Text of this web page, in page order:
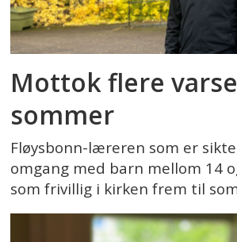
Mottok flere
sommer
Fløysbonn-læreren som er
omgang med barn mellom 14
som frivillig i kirken frem til